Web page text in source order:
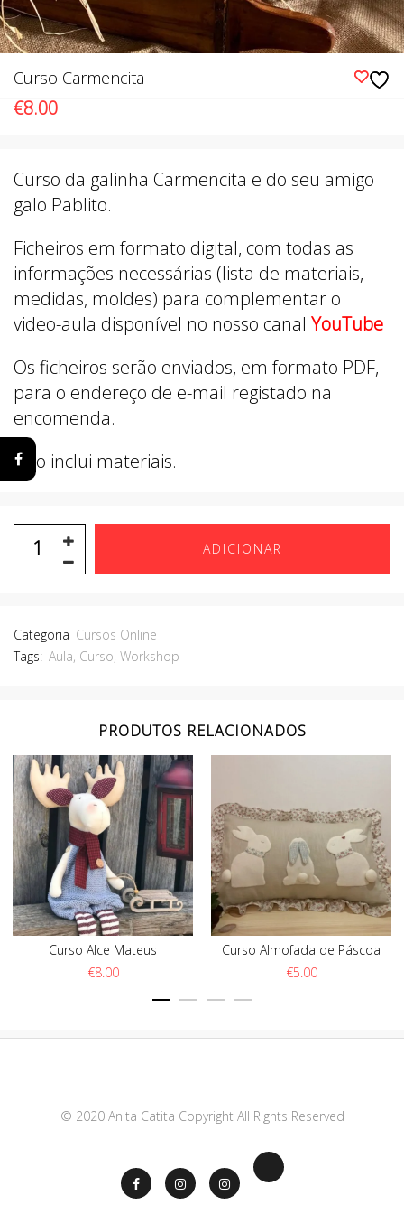
Curso Carmencita
€8.00
Curso da galinha Carmencita e do seu amigo
galo Pablito.
Ficheiros em formato digital, com todas as
informações necessárias (lista de materiais,
medidas, moldes) para complementar o
video-aula disponível no nosso canal YouTube
Os ficheiros serão enviados, em formato PDF,
para o endereço de e-mail registado na
encomenda.
Não inclui materiais.
ADICIONAR
Categoria Cursos Online
Tags: Aula, Curso, Workshop
PRODUTOS RELACIONADOS
Curso Alce Mateus
€8.00
Curso Almofada de Páscoa
€5.00
© 2020 Anita Catita Copyright All Rights Reserved